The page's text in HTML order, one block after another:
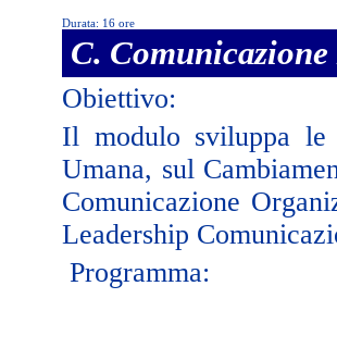
Durata: 16 ore
C.
Obiettivo:
Il modulo sviluppa le
Umana, sul
Comunicazione
Leadership
Programma: